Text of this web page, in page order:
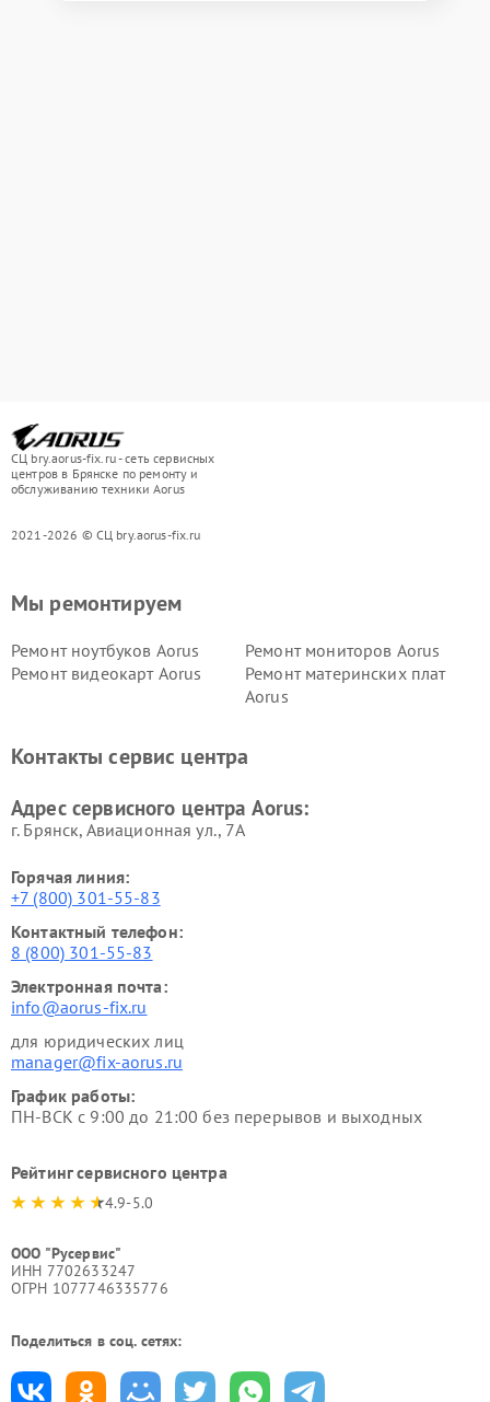
СЦ bry.aorus-fix.ru - сеть сервисных
центров в Брянске по ремонту и
обслуживанию техники Aorus
2021-2026 © СЦ bry.aorus-fix.ru
Мы ремонтируем
Ремонт ноутбуков Aorus
Ремонт мониторов Aorus
Ремонт видеокарт Aorus
Ремонт материнских плат
Aorus
Контакты сервис центра
Адрес сервисного центра Aorus:
г. Брянск, Авиационная ул., 7А
Горячая линия:
+7 (800) 301-55-83
Контактный телефон:
8 (800) 301-55-83
Электронная почта:
info@aorus-fix.ru
для юридических лиц
manager@fix-aorus.ru
График работы:
ПН-ВСК с 9:00 до 21:00 без перерывов и выходных
Рейтинг сервисного центра
4.9-5.0
ООО "Русервис"
ИНН 7702633247
ОГРН 1077746335776
Поделиться в соц. сетях: